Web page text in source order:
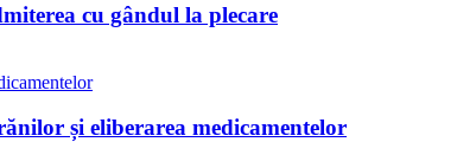
cu gândul la plecare
și eliberarea medicamentelor